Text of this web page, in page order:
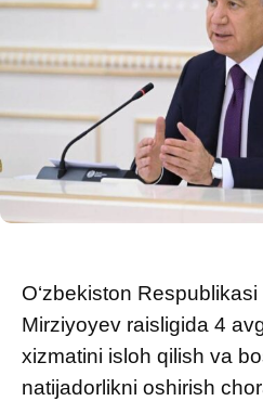
O‘zbekiston
Mirziyoyev raisligida 4
xizmatini isloh qilish va
natijadorlikni oshirish